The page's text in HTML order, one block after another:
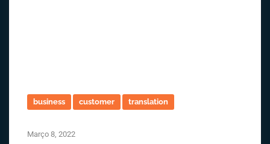
business customer translation
Março 8, 2022